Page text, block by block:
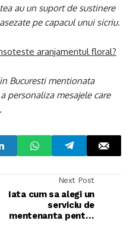
au un suport de sustinere
pe capacul unui sicriu.
aranjamentul floral?
Bucuresti mentionata
personaliza mesajele care
Next Post
Iata cum sa alegi un
serviciu de
mentenanta pentru